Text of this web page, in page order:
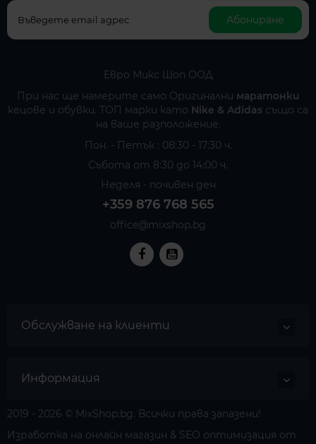
Абониране
Евро Микс Шоп ООД
При нас ще намерите само Оригинални маратонки
кецове и обувки. ТОП марки като Nike & Adidas също са
на ваше разположение.
Пон. - Петък : 08:30 - 17:30 ч.
Събота от 8:30 до 14:00 ч.
Неделя - почивен ден
+359 876 768 565
office@mixshop.bg
Обслужване на клиенти
Информация
2019 - 2026 © MixShop.bg. Всички права запазени!
Изработка на онлайн магазин & SEO оптимизация от